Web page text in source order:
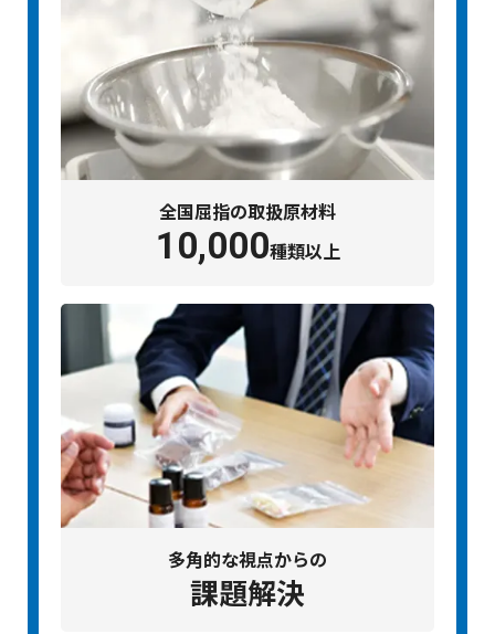
全国屈指の取扱原材料
10,000種類以上
多角的な視点からの
課題解決